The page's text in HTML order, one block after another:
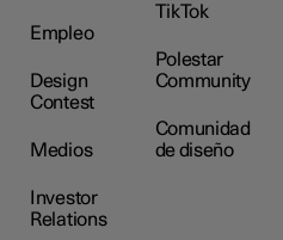
Empleo
Design
Contest
Medios
Investor
Relations
TikTok
Polestar
Community
Comunidad
de diseño